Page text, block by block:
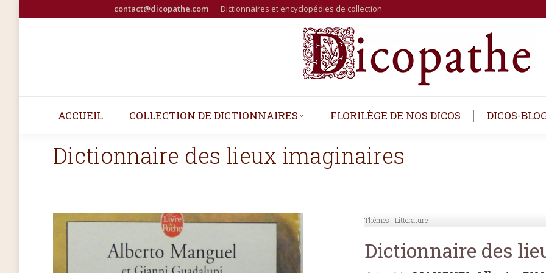
contact@dicopathe.com Dictionnaires et encyclopédies de collection
ACCUEIL COLLECTION DE DICTIONNAIRES FLORILÈGE DE NOS DICOS DICOS-
Dictionnaire des lieux imaginaires
Thèmes : Litterature
Dictionnaire des